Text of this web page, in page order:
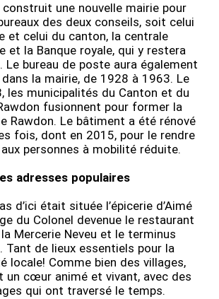
construit une nouvelle mairie pour
des deux conseils, soit celui
et celui du canton, la centrale
et la Banque royale, qui y restera
Le bureau de poste aura également
la mairie, de 1928 à 1963. Le
les municipalités du Canton et du
fusionnent pour former la
Rawdon. Le bâtiment a été rénové
fois, dont en 2015, pour le rendre
personnes à mobilité réduite.
adresses populaires
d’ici était située l’épicerie d’Aimé
du Colonel devenue le restaurant
Mercerie Neveu et le terminus
Tant de lieux essentiels pour la
locale! Comme bien des villages,
un cœur animé et vivant, avec des
qui ont traversé le temps.